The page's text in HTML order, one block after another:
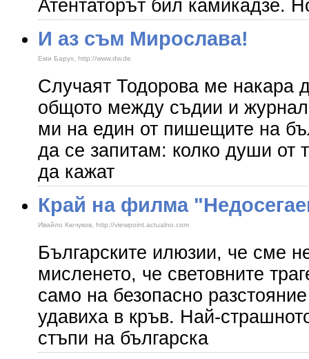
Атентаторът бил камикадзе.
И аз съм Мирослава!
Еми Барух, http://www.dw.de
Случаят Тодорова ме накара
общото между съдии и
ми на един от пишещите на
да се запитам: колко души от
да кажат
Край на филма
Ивайло Кючуков, http://viewpoint.actualno.com
Българските илюзии, че сме
мисленето, че световните
само на безопасно
удавиха в кръв. Най-
стъпи на българска